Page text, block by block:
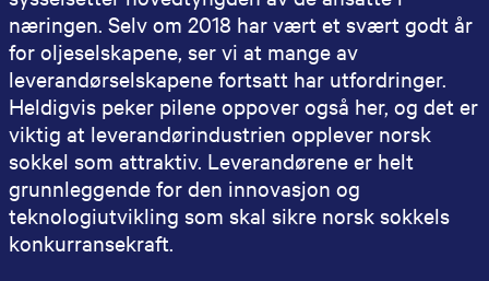
næringen. Selv om 2018 har vært et svært godt år
for oljeselskapene, ser vi at mange av
leverandørselskapene fortsatt har utfordringer.
Heldigvis peker pilene oppover også her, og det er
viktig at leverandørindustrien opplever norsk
sokkel som attraktiv. Leverandørene er helt
grunnleggende for den innovasjon og
teknologiutvikling som skal sikre norsk sokkels
konkurransekraft.